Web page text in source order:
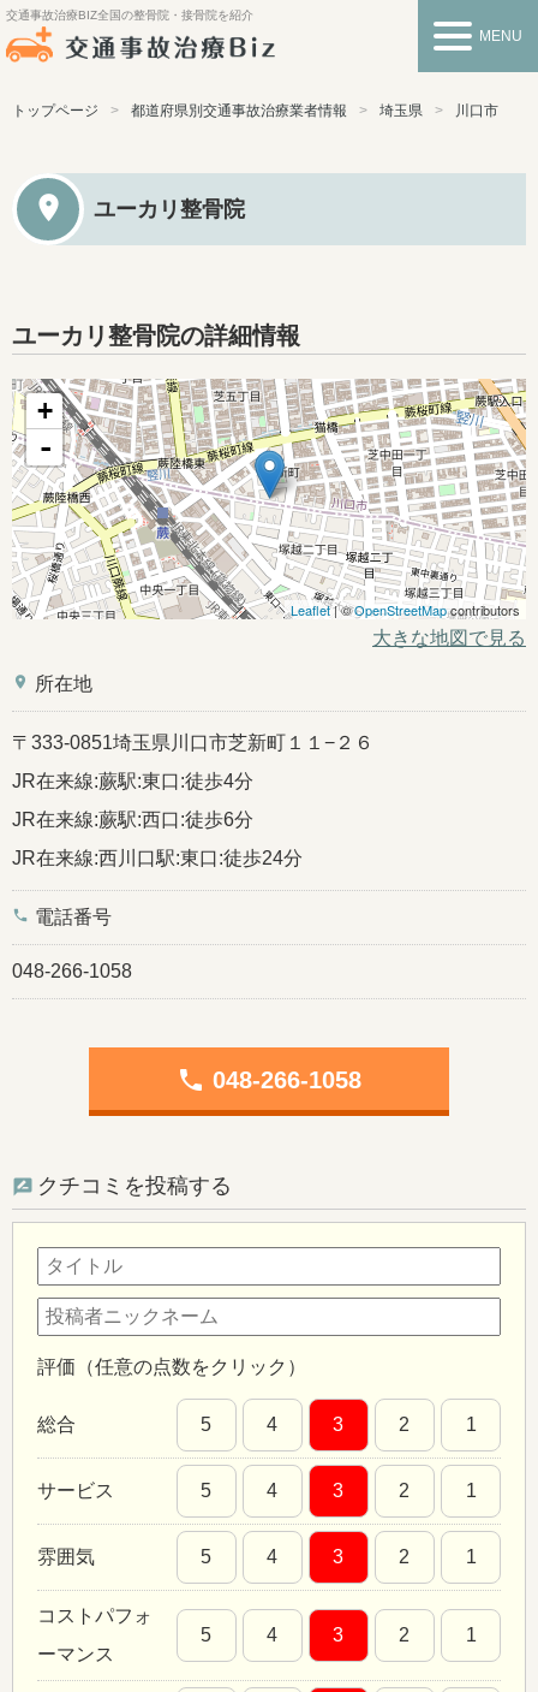
交通事故治療BIZ全国の整骨院・接骨院を紹介
MENU
トップページ 都道府県別交通事故治療業者情報 埼玉県 川口市
ユーカリ整骨院
ユーカリ整骨院の詳細情報
+
-
Leaflet| ©OpenStreetMapcontributors
大きな地図で見る
place 所在地
〒333-0851埼玉県川口市芝新町１１−２６
JR在来線:蕨駅:東口:徒歩4分
JR在来線:蕨駅:西口:徒歩6分
JR在来線:西川口駅:東口:徒歩24分
phone 電話番号
048-266-1058
phone 048-266-1058
クチコミを投稿する
評価（任意の点数をクリック）
総合 5 4 3 2 1
サービス 5 4 3 2 1
雰囲気 5 4 3 2 1
コストパフォ
ーマンス
5 4 3 2 1